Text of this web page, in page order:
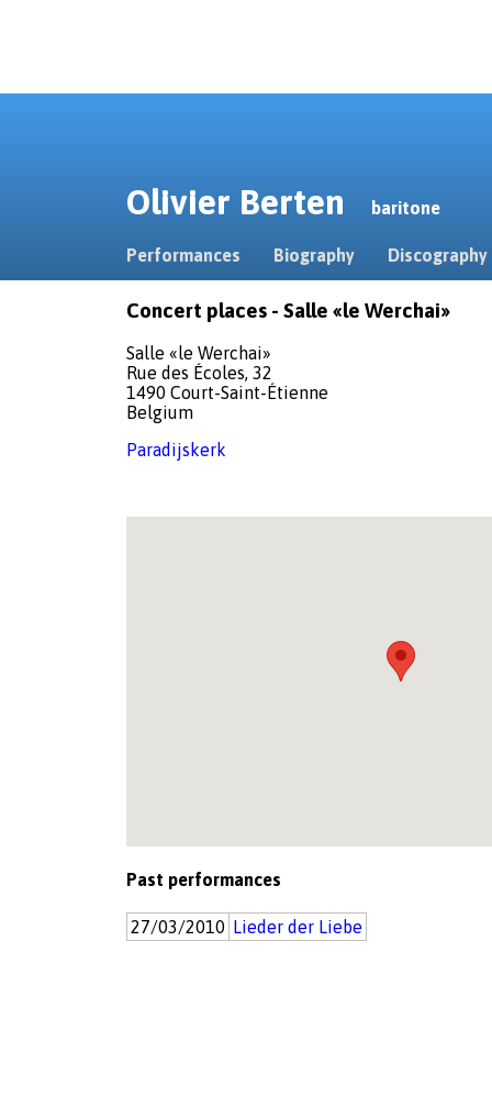
Olivier Berten baritone
Performances Biography Discography
Concert places - Salle «le Werchai»
Salle «le Werchai»
Rue des Écoles, 32
1490 Court-Saint-Étienne
Belgium
Paradijskerk
Past performances
27/03/2010 Lieder der Liebe